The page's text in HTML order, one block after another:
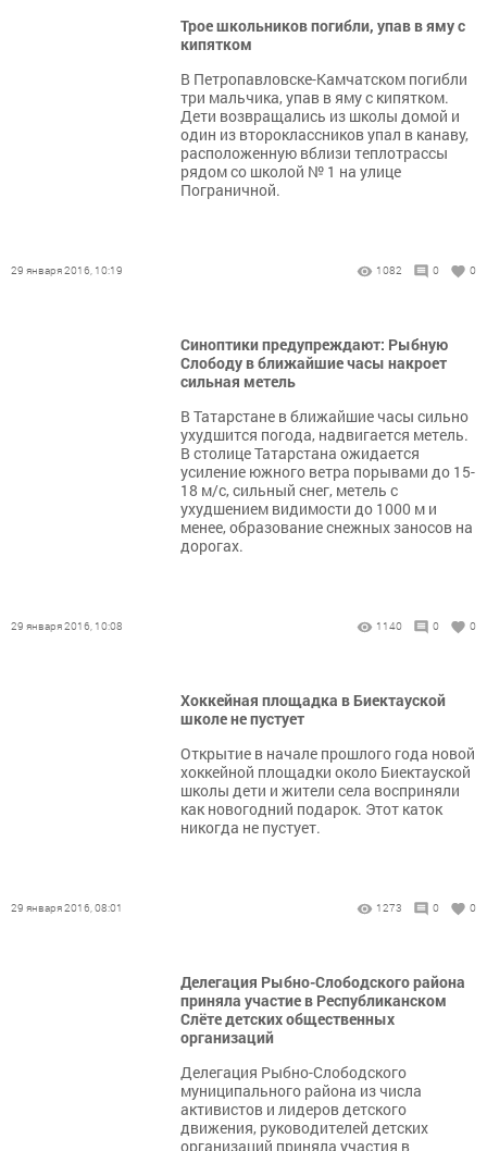
Трое школьников погибли, упав в яму с
кипятком
В Петропавловске-Камчатском погибли
три мальчика, упав в яму с кипятком.
Дети возвращались из школы домой и
один из второклассников упал в канаву,
расположенную вблизи теплотрассы
рядом со школой № 1 на улице
Пограничной.
29 января 2016, 10:19 1082 0 0
Синоптики предупреждают: Рыбную
Слободу в ближайшие часы накроет
сильная метель
В Татарстане в ближайшие часы сильно
ухудшится погода, надвигается метель.
В столице Татарстана ожидается
усиление южного ветра порывами до 15-
18 м/с, сильный снег, метель с
ухудшением видимости до 1000 м и
менее, образование снежных заносов на
дорогах.
29 января 2016, 10:08 1140 0 0
Хоккейная площадка в Биектауской
школе не пустует
Открытие в начале прошлого года новой
хоккейной площадки около Биектауской
школы дети и жители села восприняли
как новогодний подарок. Этот каток
никогда не пустует.
29 января 2016, 08:01 1273 0 0
Делегация Рыбно-Слободского района
приняла участие в Республиканском
Слёте детских общественных
организаций
Делегация Рыбно-Слободского
муниципального района из числа
активистов и лидеров детского
движения, руководителей детских
организаций приняла участия в